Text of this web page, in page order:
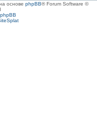
основе phpBB® Forum Software ©